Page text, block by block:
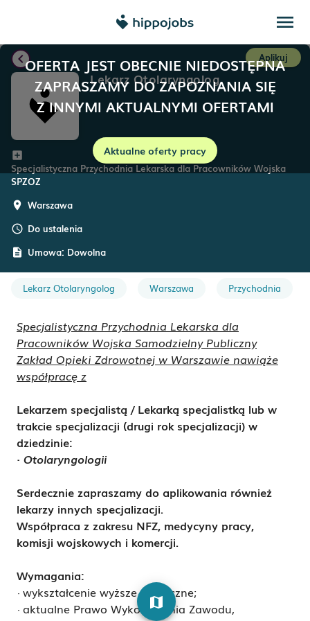
menu
OFERTA JEST OBECNIE NIEDOSTĘPNA
ZAPRASZAMY DO ZAPOZNANIA SIĘ
Z INNYMI AKTUALNYMI OFERTAMI
Aktualne oferty pracy
chevron_left Aplikuj
Lekarz Otolaryngolog
add_box
Specjalistyczna Przychodnia Lekarska dla Pracowników Wojska
SPZOZ
room Warszawa
schedule Do ustalenia
description Umowa: Dowolna
Lekarz Otolaryngolog Warszawa Przychodnia
Specjalistyczna Przychodnia Lekarska dla
Pracowników Wojska Samodzielny Publiczny
Zakład Opieki Zdrowotnej w Warszawie nawiąże
współpracę z
Lekarzem specjalistą / Lekarką specjalistką lub w
trakcie specjalizacji (drugi rok specjalizacji) w
dziedzinie:
· Otolaryngologii
Serdecznie zapraszamy do aplikowania również
lekarzy innych specjalizacji.
Współpraca z zakresu NFZ, medycyny pracy,
komisji wojskowych i komercji.
Wymagania:
· wykształcenie wyższe medyczne;
· aktualne Prawo Wykonywania Zawodu,
map